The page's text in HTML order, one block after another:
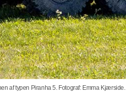
af typen Piranha 5. Fotograf: Emma Kjærside.